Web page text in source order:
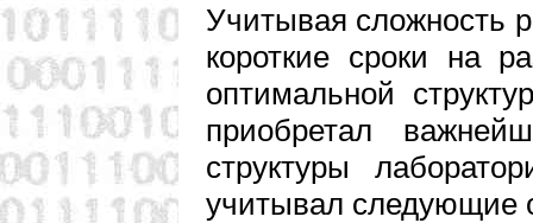
Учитывая сложность
короткие сроки на
оптимальной
приобретал
структуры
учитывал следующие